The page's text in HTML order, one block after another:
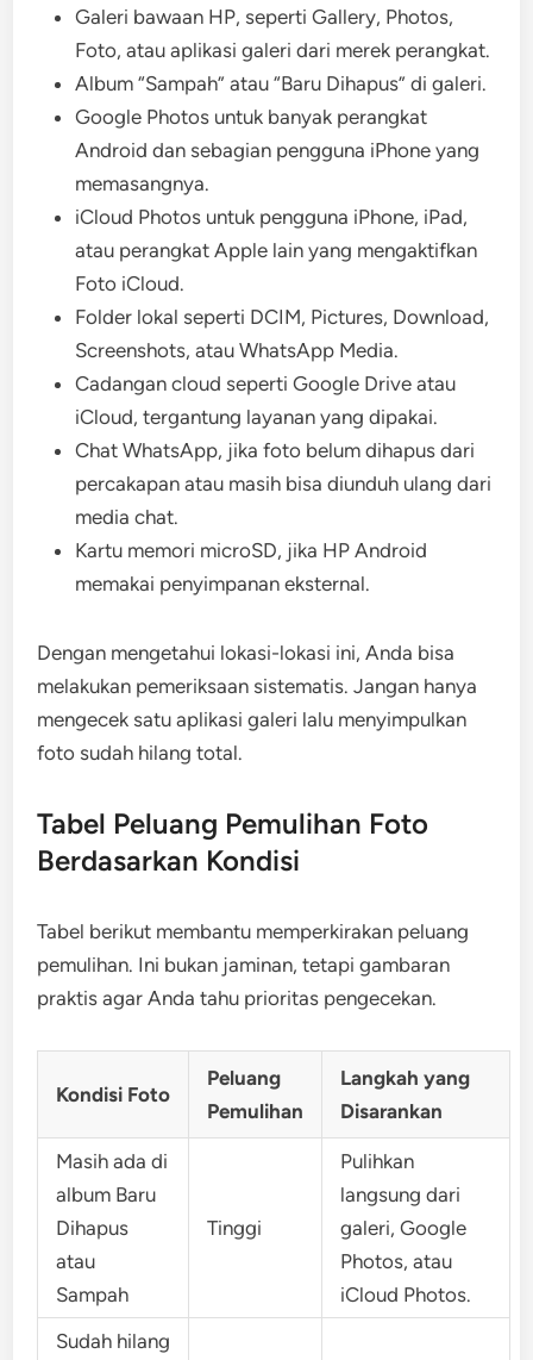
Galeri bawaan HP, seperti Gallery, Photos,
Foto, atau aplikasi galeri dari merek perangkat.
Album “Sampah” atau “Baru Dihapus” di galeri.
Google Photos untuk banyak perangkat
Android dan sebagian pengguna iPhone yang
memasangnya.
iCloud Photos untuk pengguna iPhone, iPad,
atau perangkat Apple lain yang mengaktifkan
Foto iCloud.
Folder lokal seperti DCIM, Pictures, Download,
Screenshots, atau WhatsApp Media.
Cadangan cloud seperti Google Drive atau
iCloud, tergantung layanan yang dipakai.
Chat WhatsApp, jika foto belum dihapus dari
percakapan atau masih bisa diunduh ulang dari
media chat.
Kartu memori microSD, jika HP Android
memakai penyimpanan eksternal.
Dengan mengetahui lokasi-lokasi ini, Anda bisa
melakukan pemeriksaan sistematis. Jangan hanya
mengecek satu aplikasi galeri lalu menyimpulkan
foto sudah hilang total.
Tabel Peluang Pemulihan Foto
Berdasarkan Kondisi
Tabel berikut membantu memperkirakan peluang
pemulihan. Ini bukan jaminan, tetapi gambaran
praktis agar Anda tahu prioritas pengecekan.
Kondisi Foto
Peluang
Pemulihan
Langkah yang
Disarankan
Masih ada di
album Baru
Dihapus
atau
Sampah
Tinggi
Pulihkan
langsung dari
galeri, Google
Photos, atau
iCloud Photos.
Sudah hilang